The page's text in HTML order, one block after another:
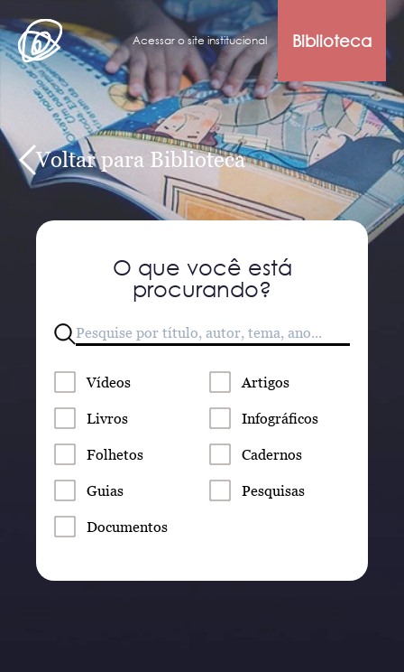
Acessar o site institucional Biblioteca
Voltar para Biblioteca
O que você está
procurando?
Vídeos Artigos
Livros Infográficos
Folhetos Cadernos
Guias Pesquisas
Documentos